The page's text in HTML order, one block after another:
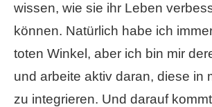
wissen, wie sie ihr Leben
können. Natürlich habe ich
toten Winkel, aber ich bin mir
und arbeite aktiv daran, diese in
zu integrieren. Und darauf